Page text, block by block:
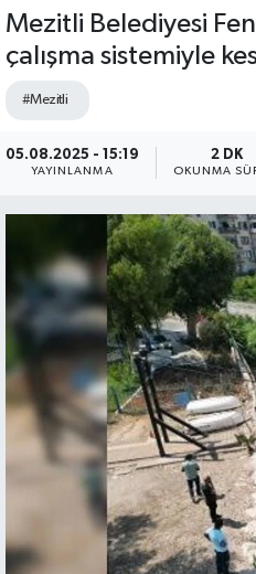
Mezitli Belediyesi
çalışma sistemiyle
#Mezitli
05.08.2025 - 15:19
YAYINLANMA
2 DK
OKUNMA